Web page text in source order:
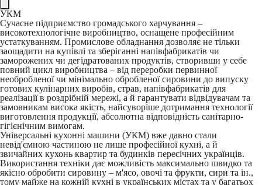
УКМ
Сучасне підприємство громадського харчування –
високотехнологічне виробництво, оснащене професійним
устаткуванням. Промислове обладнання дозволяє не тільки
заощадити на купівлі та зберіганні напівфабрикатів чи
заморожених чи дегідратованих продуктів, створивши у себе
повний цикл виробництва – від переробки первинної
необробленої чи мінімально обробленої сировини до випуску
готових кулінарних виробів, страв, напівфабрикатів для
реалізації в роздрібній мережі, а й гарантувати відвідувачам та
замовникам висока якість, найсуворіше дотримання технології
виготовлення продукції, абсолютна відповідність санітарно-
гігієнічним вимогам.
Універсальні кухонні машини (УКМ) вже давно стали
невід'ємною частиною не лише професійної кухні, а й
звичайних кухонь квартир та будинків пересічних українців.
Використання техніки дає можливість максимально швидко та
якісно обробити сировину – м'ясо, овочі та фрукти, сири та ін.,
тому майже на кожній кухні в українських містах та у багатьох